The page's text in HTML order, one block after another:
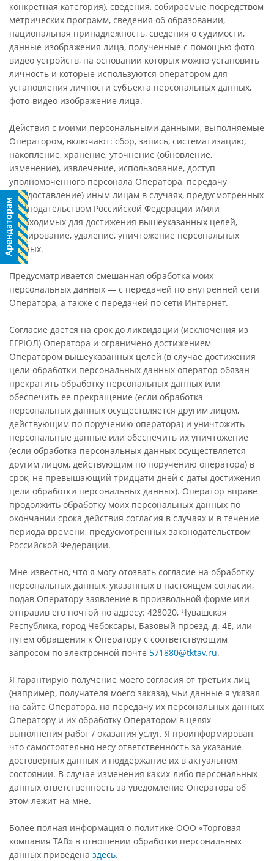
конкретная категория), сведения, собираемые посредством
метрических программ, сведения об образовании,
национальная принадлежность, сведения о судимости,
данные изображения лица, полученные с помощью фото-
видео устройств, на основании которых можно установить
личность и которые используются оператором для
установления личности субъекта персональных данных,
фото-видео изображение лица.
Действия с моими персональными данными, выполняемые
Оператором, включают: сбор, запись, систематизацию,
накопление, хранение, уточнение (обновление,
изменение), извлечение, использование, доступ
уполномоченного персонала Оператора, передачу
(предоставление) иным лицам в случаях, предусмотренных
законодательством Российской Федерации и/или
необходимых для достижения вышеуказанных целей,
блокирование, удаление, уничтожение персональных
данных.
Предусматривается смешанная обработка моих
персональных данных — с передачей по внутренней сети
Оператора, а также с передачей по сети Интернет.
Согласие дается на срок до ликвидации (исключения из
ЕГРЮЛ) Оператора и ограничено достижением
Оператором вышеуказанных целей (в случае достижения
цели обработки персональных данных оператор обязан
прекратить обработку персональных данных или
обеспечить ее прекращение (если обработка
персональных данных осуществляется другим лицом,
действующим по поручению оператора) и уничтожить
персональные данные или обеспечить их уничтожение
(если обработка персональных данных осуществляется
другим лицом, действующим по поручению оператора) в
срок, не превышающий тридцати дней с даты достижения
цели обработки персональных данных). Оператор вправе
продолжить обработку моих персональных данных по
окончании срока действия согласия в случаях и в течение
периода времени, предусмотренных законодательством
Российской Федерации.
Мне известно, что я могу отозвать согласие на обработку
персональных данных, указанных в настоящем согласии,
подав Оператору заявление в произвольной форме или
отправив его почтой по адресу: 428020, Чувашская
Республика, город Чебоксары, Базовый проезд, д. 4Е, или
путем обращения к Оператору с соответствующим
запросом по электронной почте 571880@tktav.ru.
Я гарантирую получение моего согласия от третьих лиц
(например, получателя моего заказа), чьи данные я указал
на сайте Оператора, на передачу их персональных данных
Оператору и их обработку Оператором в целях
выполнения работ / оказания услуг. Я проинформирован,
что самостоятельно несу ответственность за указание
достоверных данных и поддержание их в актуальном
состоянии. В случае изменения каких-либо персональных
данных ответственность за уведомление Оператора об
этом лежит на мне.
Более полная информация о политике ООО «Торговая
компания ТАВ» в отношении обработки персональных
данных приведена здесь.